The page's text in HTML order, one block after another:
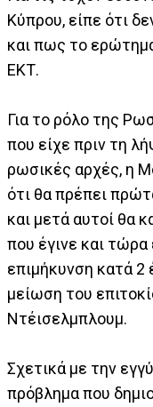
Κύπρου, είπε ότι
και πως το
ΕΚΤ.
Για το ρόλο της
που είχε πριν τη
ρωσικές αρχές, η
ότι θα πρέπει
και μετά αυτοί θα
που έγινε και
επιμήκυνση κατά
μείωση του
Ντέισελμπλουμ.
Σχετικά με την
πρόβλημα που